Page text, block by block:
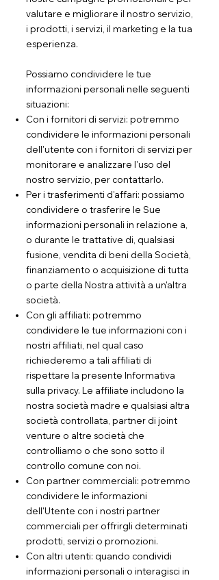
valutare e migliorare il nostro servizio,
i prodotti, i servizi, il marketing e la tua
esperienza.
Possiamo condividere le tue
informazioni personali nelle seguenti
situazioni:
Con i fornitori di servizi: potremmo
condividere le informazioni personali
dell'utente con i fornitori di servizi per
monitorare e analizzare l'uso del
nostro servizio, per contattarlo.
Per i trasferimenti d'affari: possiamo
condividere o trasferire le Sue
informazioni personali in relazione a,
o durante le trattative di, qualsiasi
fusione, vendita di beni della Società,
finanziamento o acquisizione di tutta
o parte della Nostra attività a un'altra
società.
Con gli affiliati: potremmo
condividere le tue informazioni con i
nostri affiliati, nel qual caso
richiederemo a tali affiliati di
rispettare la presente Informativa
sulla privacy. Le affiliate includono la
nostra società madre e qualsiasi altra
società controllata, partner di joint
venture o altre società che
controlliamo o che sono sotto il
controllo comune con noi.
Con partner commerciali: potremmo
condividere le informazioni
dell'Utente con i nostri partner
commerciali per offrirgli determinati
prodotti, servizi o promozioni.
Con altri utenti: quando condividi
informazioni personali o interagisci in